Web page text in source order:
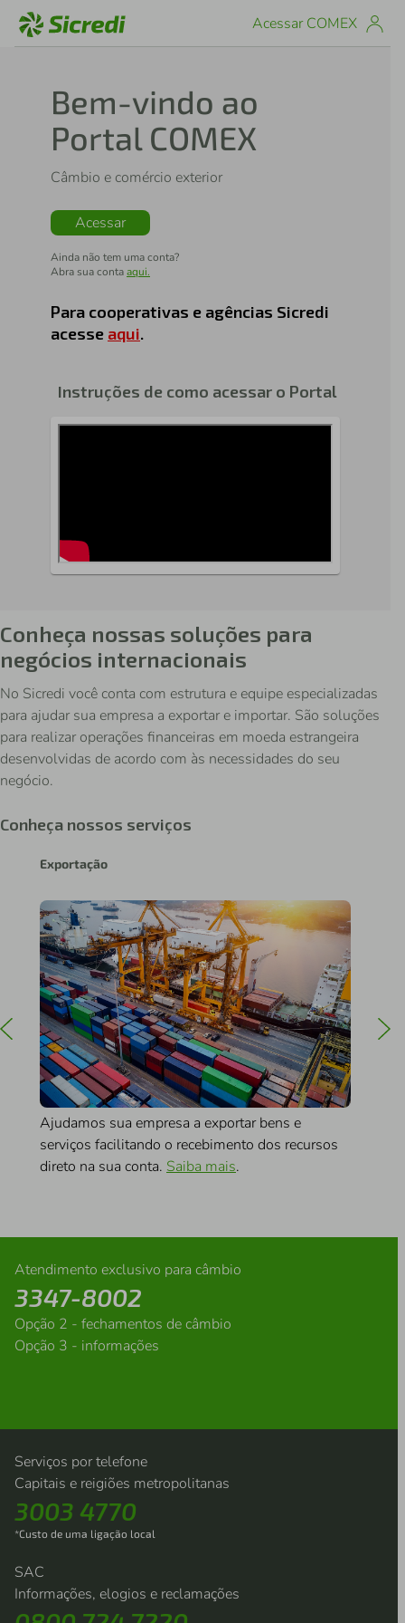
Acessar COMEX
Bem-vindo ao
Portal COMEX
Câmbio e comércio exterior
Acessar
Ainda não tem uma conta?
Abra sua contaaqui.
Para cooperativas e agências Sicredi
acesse aqui.
Instruções de como acessar o Portal
Conheça nossas soluções para
negócios internacionais
No Sicredi você conta com estrutura e equipe especializadas
para ajudar sua empresa a exportar e importar. São soluções
para realizar operações financeiras em moeda estrangeira
desenvolvidas de acordo com às necessidades do seu
negócio.
Conheça nossos serviços
Exportação
Ajudamos sua empresa a exportar bens e
serviços facilitando o recebimento dos recursos
direto na sua conta. Saiba mais.
Atendimento exclusivo para câmbio
3347-8002
Opção 2 - fechamentos de câmbio
Opção 3 - informações
Serviços por telefone
Capitais e reigiões metropolitanas
3003 4770
*Custo de uma ligação local
SAC
Informações, elogios e reclamações